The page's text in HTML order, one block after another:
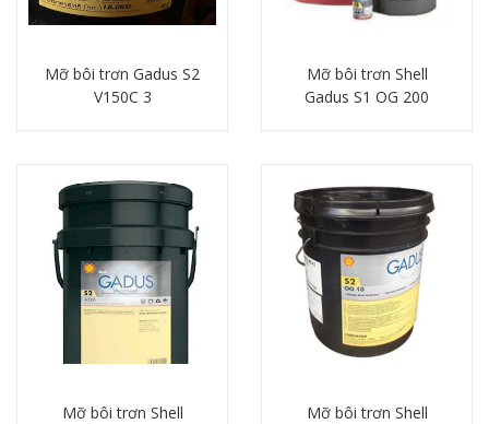
Mỡ bôi trơn Gadus S2
V150C 3
Mỡ bôi trơn Shell
Gadus S1 OG 200
Mỡ bôi trơn Shell
Mỡ bôi trơn Shell